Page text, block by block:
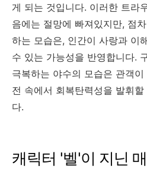
게 되는 것입니다. 이러한 트라
음에는 절망에 빠져있지만, 점
하는 모습은, 인간이 사랑과 이
수 있는 가능성을 반영합니다.
극복하는 야수의 모습은 관객
전 속에서 회복탄력성을 발휘
다.
캐릭터 '벨'이 지닌